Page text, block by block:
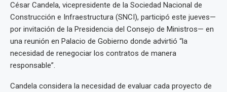
César Candela, vicepresidente de la Sociedad Nacional de
Construcción e Infraestructura (SNCI), participó este jueves—
por invitación de la Presidencia del Consejo de Ministros— en
una reunión en Palacio de Gobierno donde advirtió “la
necesidad de renegociar los contratos de manera
responsable”.
Candela considera la necesidad de evaluar cada proyecto de